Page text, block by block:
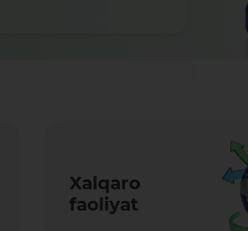
Xalqaro
faoliyat